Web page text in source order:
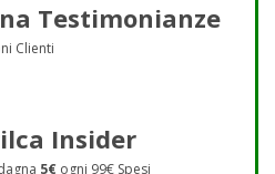
Testimonianze
Clienti
Insider
5€ ogni 99€ Spesi